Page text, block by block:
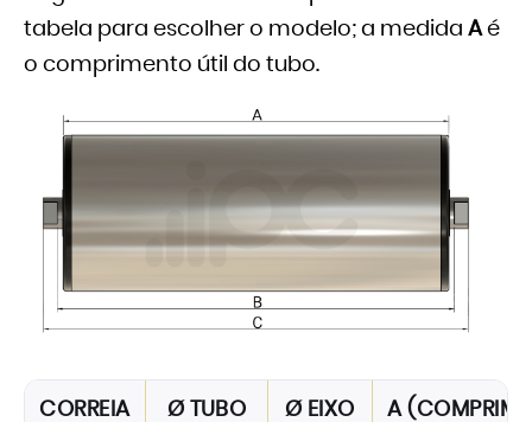
tabela para escolher o modelo; a medida Aé
o comprimento útil do tubo.
CORREIA Ø TUBO Ø EIXO A